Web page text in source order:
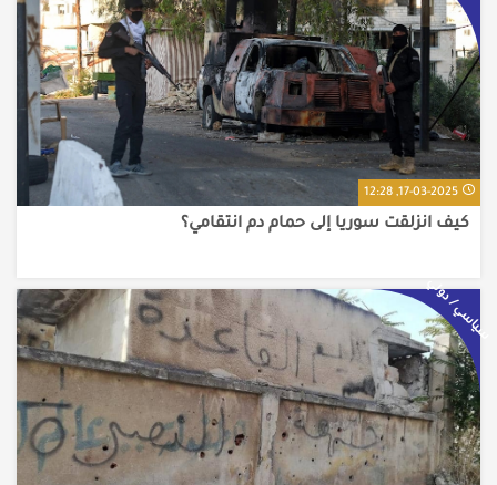
17-03-2025, 12:28
كيف انزلقت سوريا إلى حمام دم انتقامي؟
سياسي / دولي